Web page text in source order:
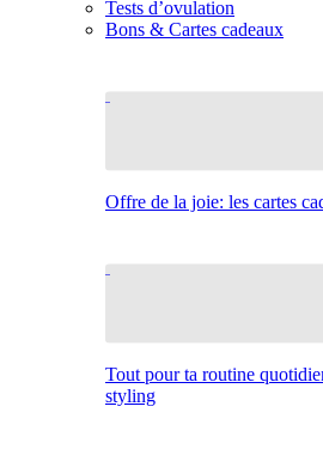
Tests d’ovulation
Bons & Cartes cadeaux
Offre de la joie: les cartes
Tout pour ta routine
styling